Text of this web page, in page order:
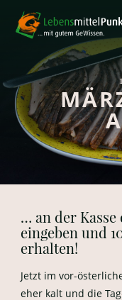
… an der
eingeben und
erhalten!
Jetzt im vor-
eher kalt und die